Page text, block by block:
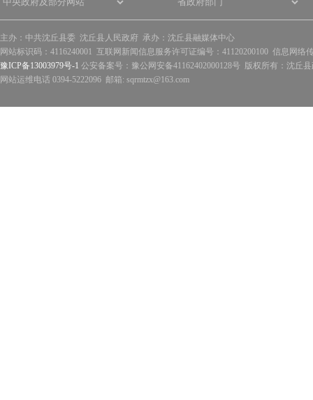
主办：中共沈丘县委 沈丘县人民政府 承办：沈丘县融媒体中心
网站标识码：4116240001 互联网新闻信息服务许可证编号：41120200100 信息网络
豫ICP备13003979号-1 公安备案号：豫公网安备41162402000128号 版权所有：沈丘
网站运维电话 0394-5222096 邮箱: sqrmtzx@163.com